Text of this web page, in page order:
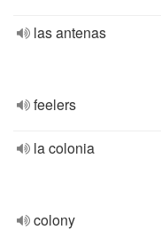
las antenas
feelers
la colonia
colony